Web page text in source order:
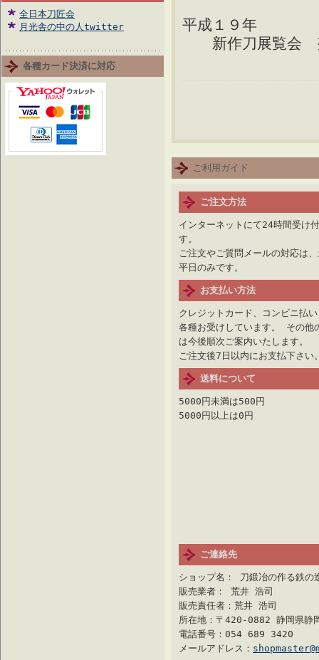
全日本刀匠会
月光舎の中の人twitter
各種カード決済に対応
平成１９年
新作刀展覧会
ご利用ガイド
ご注文方法
インターネットにて24時間受け
す。
ご注文やご質問メールの対応は
平日のみです。
お支払い方法
クレジットカード、コンビニ払
各種お受けしています。 その他
は今後順次ご案内いたします。
ご注文後7日以内にお支払下さい
送料について
5000円未満は500円
5000円以上は0円
ご連絡先
ショップ名： 刀鍛冶の作る鉄
販売業者： 荒井 浩司
販売責任者：荒井 浩司
所在地：〒420-0882 静岡県静
電話番号：054 689 3420
メールアドレス：